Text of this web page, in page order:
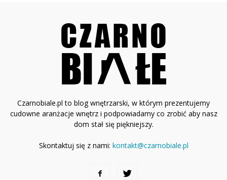
Czarnobiale.pl to blog wnętrzarski, w którym prezentujemy
cudowne aranżacje wnętrz i podpowiadamy co zrobić aby nasz
dom stał się piękniejszy.
Skontaktuj się z nami: kontakt@czarnobiale.pl